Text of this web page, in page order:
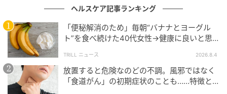
ヘルスケア記事ランキング
「便秘解消のため」毎朝“バナナとヨーグル
ト”を食べ続けた40代女性→健康に良いと思
TRILL ニュース 2026.8.4
放置すると危険なのどの不調。風邪ではなく
「食道がん」の初期症状のことも……特徴と